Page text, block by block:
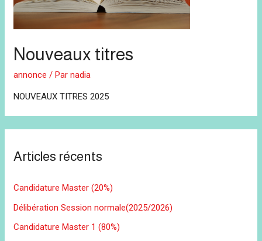
Nouveaux titres
annonce / Parnadia
NOUVEAUX TITRES 2025
Articles récents
Candidature Master (20%)
Délibération Session normale(2025/2026)
Candidature Master 1 (80%)